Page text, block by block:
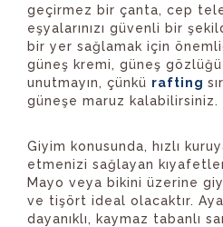
geçirmez bir çanta, cep
eşyalarınızı güvenli bir
bir yer sağlamak için
güneş kremi, güneş
unutmayın, çünkü rafting
güneşe maruz kalabilirsiniz.
Giyim konusunda, hızlı
etmenizi sağlayan
Mayo veya bikini üzerine
ve tişört ideal olacaktır.
dayanıklı, kaymaz tabanlı